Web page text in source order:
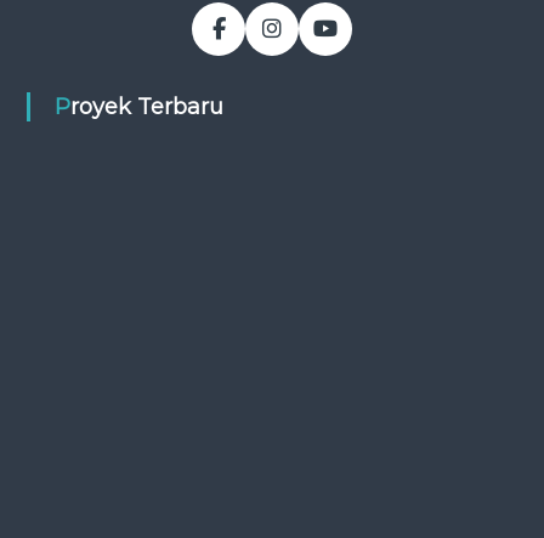
Proyek Terbaru